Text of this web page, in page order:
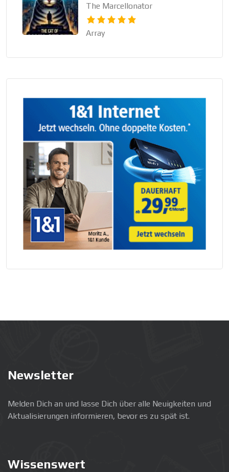
The Marcellonator
Array
Newsletter
Melden Dich an und lasse Dich über alle Neuigkeiten und
Aktualisierungen informieren, bevor es zu spät ist.
Wissenswert